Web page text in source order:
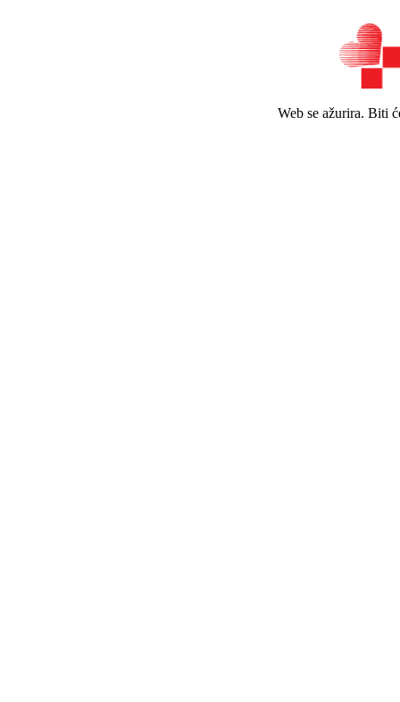
Web se ažurira. Biti